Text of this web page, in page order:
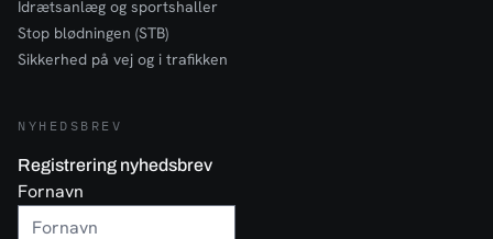
Idrætsanlæg og sportshaller
Stop blødningen (STB)
Sikkerhed på vej og i trafikken
NYHEDSBREV
Registrering nyhedsbrev
Fornavn